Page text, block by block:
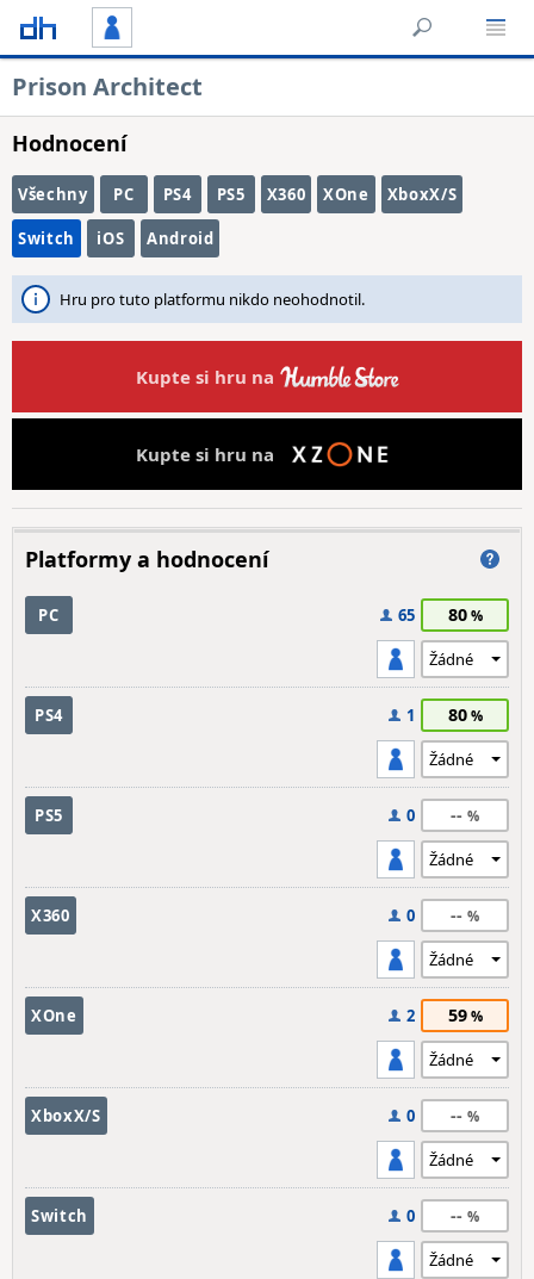
Prison Architect
Hodnocení
Všechny PC PS4 PS5 X360 XOne XboxX/S
Switch iOS Android
Hru pro tuto platformu nikdo neohodnotil.
Kupte si hru na
Kupte si hru na
Platformy a hodnocení
PC 65 80
PS4 1 80
PS5 0 --
X360 0 --
XOne 2 59
XboxX/S 0 --
Switch 0 --